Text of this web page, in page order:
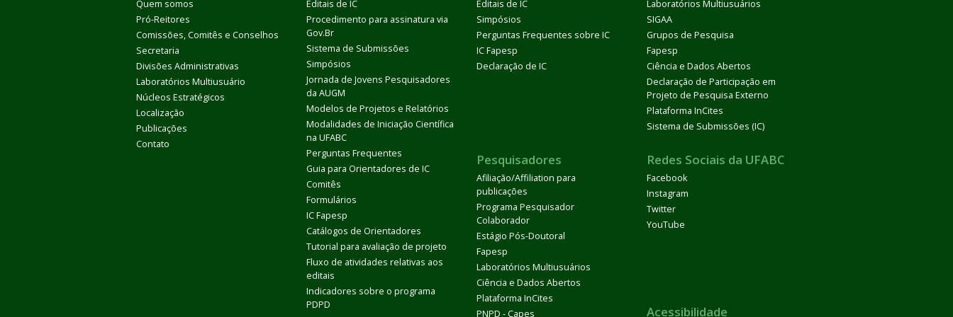
Quem somos
Pró-Reitores
Comissões, Comitês e Conselhos
Secretaria
Divisões Administrativas
Laboratórios Multiusuário
Núcleos Estratégicos
Localização
Publicações
Contato
Editais de IC
Procedimento para assinatura via
Gov.Br
Sistema de Submissões
Simpósios
Jornada de Jovens Pesquisadores
da AUGM
Modelos de Projetos e Relatórios
Modalidades de Iniciação Científica
na UFABC
Perguntas Frequentes
Guia para Orientadores de IC
Comitês
Formulários
IC Fapesp
Catálogos de Orientadores
Tutorial para avaliação de projeto
Fluxo de atividades relativas aos
editais
Indicadores sobre o programa
PDPD
Editais de IC
Simpósios
Perguntas Frequentes sobre IC
IC Fapesp
Declaração de IC
Laboratórios Multiusuários
SIGAA
Grupos de Pesquisa
Fapesp
Ciência e Dados Abertos
Declaração de Participação em
Projeto de Pesquisa Externo
Plataforma InCites
Sistema de Submissões (IC)
Pesquisadores
Afiliação/Affiliation para
publicações
Programa Pesquisador
Colaborador
Estágio Pós-Doutoral
Fapesp
Laboratórios Multiusuários
Ciência e Dados Abertos
Plataforma InCites
PNPD - Capes
Redes Sociais da UFABC
Facebook
Instagram
Twitter
YouTube
Acessibilidade